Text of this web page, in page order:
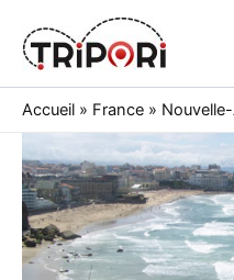
content
Accueil » France »